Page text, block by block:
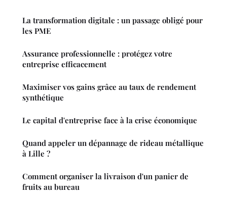
La transformation digitale : un passage obligé pour
les PME
Assurance professionnelle : protégez votre
entreprise efficacement
Maximiser vos gains grâce au taux de rendement
synthétique
Le capital d'entreprise face à la crise économique
Quand appeler un dépannage de rideau métallique
à Lille ?
Comment organiser la livraison d'un panier de
fruits au bureau